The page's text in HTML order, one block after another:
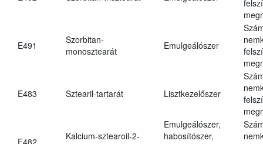
E491
Szorbitan-
monosztearát
Emulgeálószer
E483 Sztearil-tartarát Lisztkezelőszer
E482
Kalcium-sztearoil-2-
Emulgeálószer,
habosítószer,